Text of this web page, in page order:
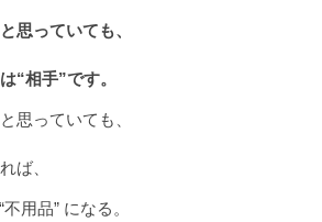
思っていても、
“相手”です。
思っていても、
ば、
用品” になる。